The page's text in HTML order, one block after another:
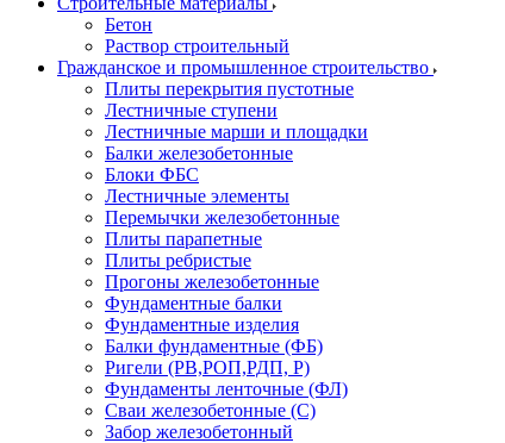
Бетон
Раствор строительный
Гражданское и промышленное строительство
Плиты перекрытия пустотные
Лестничные ступени
Лестничные марши и площадки
Балки железобетонные
Блоки ФБС
Лестничные элементы
Перемычки железобетонные
Плиты парапетные
Плиты ребристые
Прогоны железобетонные
Фундаментные балки
Фундаментные изделия
Балки фундаментные (ФБ)
Ригели (РВ,РОП,РДП, Р)
Фундаменты ленточные (ФЛ)
Сваи железобетонные (С)
Забор железобетонный